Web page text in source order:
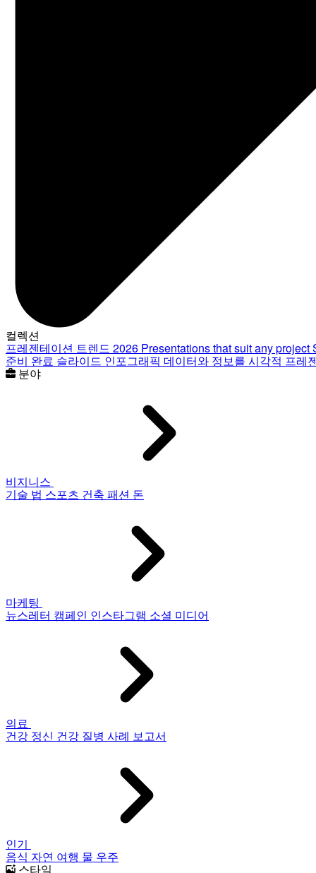
컬렉션
프레젠테이션 트렌드 2026 Presentations that suit any project
준비 완료 슬라이드 인포그래픽 데이터와 정보를 시각적 프레
분야
비지니스
기술 법 스포츠 건축 패션 돈
마케팅
뉴스레터 캠페인 인스타그램 소셜 미디어
의료
건강 정신 건강 질병 사례 보고서
인기
음식 자연 여행 물 우주
스타일